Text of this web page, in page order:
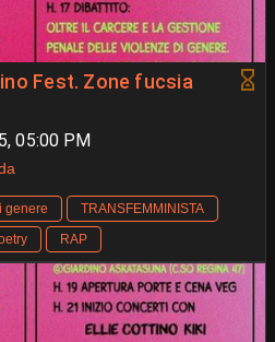
Fest. Zone fucsia
05:00 PM
genere
TRANSFEMMINISTA
RAP